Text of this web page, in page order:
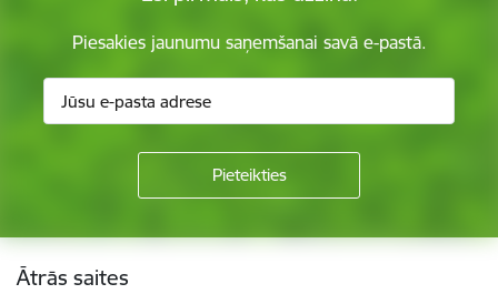
Piesakies jaunumu saņemšanai savā e-pastā.
Kājene
Ātrās saites